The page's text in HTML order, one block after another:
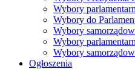
Wybory
Wybory do
Wybory
Wybory
Wybory
Ogłoszenia